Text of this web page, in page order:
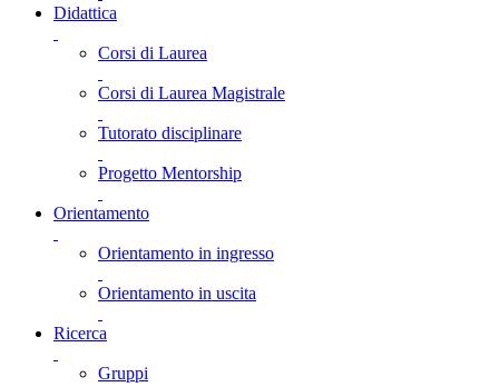
Didattica
Corsi di Laurea
Corsi di Laurea Magistrale
Tutorato disciplinare
Progetto Mentorship
Orientamento
Orientamento in ingresso
Orientamento in uscita
Ricerca
Gruppi